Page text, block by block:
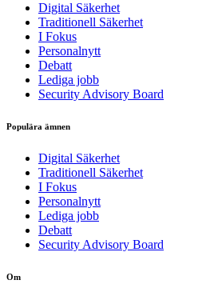
Digital Säkerhet
Traditionell Säkerhet
I Fokus
Personalnytt
Debatt
Lediga jobb
Security Advisory Board
Populära ämnen
Digital Säkerhet
Traditionell Säkerhet
I Fokus
Personalnytt
Lediga jobb
Debatt
Security Advisory Board
Om